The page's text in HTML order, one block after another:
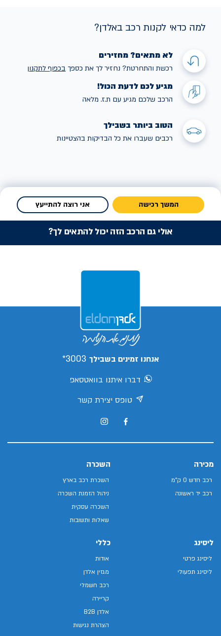
למה כדאי לקנות רכב באלדן?
לא מתאים? מחזירים
רכשת והתחרטת? נחזיר לך את כספך בכפוף לתקנון
מגיע לכם לדעת הכול!
הרכב שלכם מגיע עם ת.ז. מלאה
הטוב ביותר בשבילך
רכבים שעברו את כל הבדיקות בהצטיינות
המשך רכישה אני רוצה להתייעץ
אולי גם הרכב הזה יכול להתאים לך?
אנחנו זמינים בשבילך 3003*
דברו איתנו בוואטסאפ
טופס יצירת קשר
מכירה
רכב חדש 0 ק"מ
רכב יד ראשונה
השכרה
השכרת רכב בארץ
ניהול הזמנת השכרה
השכרה עסקית
שאלות ותשובות
ליסינג
ליסינג פרטי
ליסינג תפעולי
כללי
אודות
מגזין אלדן
רכב חשמלי
קריירה
אלדן B2B
הצהרת נגישות